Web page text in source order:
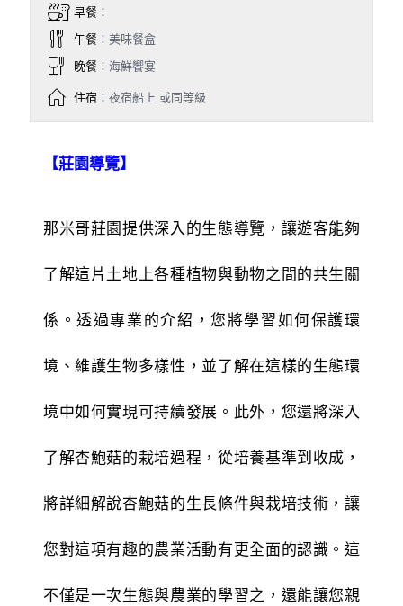
早餐：
午餐：美味餐盒
晚餐：海鮮饗宴
住宿：夜宿船上 或同等級
【莊園導覽】
那米哥莊園提供深入的生態導覽，讓遊客能夠
了解這片土地上各種植物與動物之間的共生關
係。透過專業的介紹，您將學習如何保護環
境、維護生物多樣性，並了解在這樣的生態環
境中如何實現可持續發展。此外，您還將深入
了解杏鮑菇的栽培過程，從培養基準到收成，
將詳細解說杏鮑菇的生長條件與栽培技術，讓
您對這項有趣的農業活動有更全面的認識。這
不僅是一次生態與農業的學習之，還能讓您親